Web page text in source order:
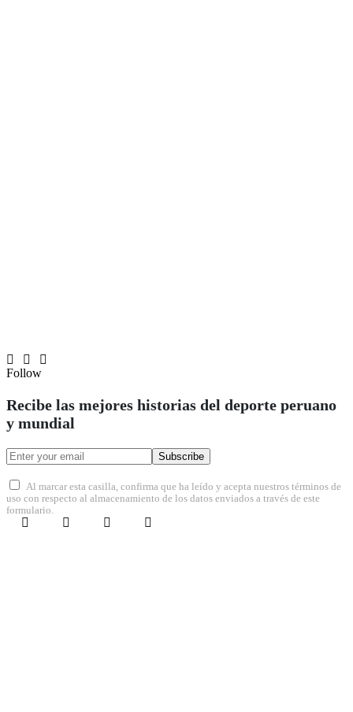
Follow
Recibe las mejores historias del deporte peruano
y mundial
Subscribe
Al marcar esta casilla, confirma que ha leído y acepta nuestros términos de
uso con respecto al almacenamiento de los datos enviados a través de este
formulario.